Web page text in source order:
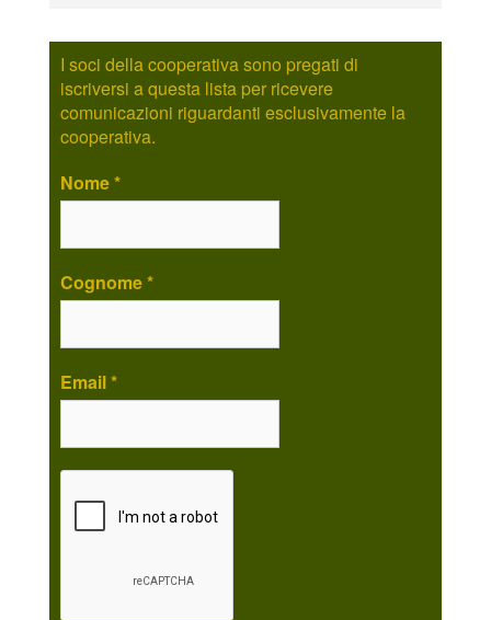
I soci della cooperativa sono pregati di
iscriversi a questa lista per ricevere
comunicazioni riguardanti esclusivamente la
cooperativa.
Nome*
Cognome*
Email*